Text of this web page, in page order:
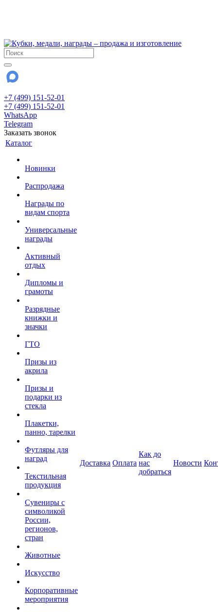
+7 (499) 151-52-01
+7 (499) 151-52-01
WhatsApp
Telegram
Заказать звонок
Каталог
Новинки
Распродажа
Награды по
видам спорта
Универсальные
награды
Активный
отдых
Дипломы и
грамоты
Разрядные
книжки и
значки
ГТО
Призы из
акрила
Призы и
подарки из
стекла
Плакетки,
панно, тарелки
Футляры для
наград
Текстильная
продукция
Сувениры с
символикой
России,
регионов,
стран
Животные
Искусство
Корпоративные
мероприятия
Доставка Оплата
Как до
нас
добраться
Новости